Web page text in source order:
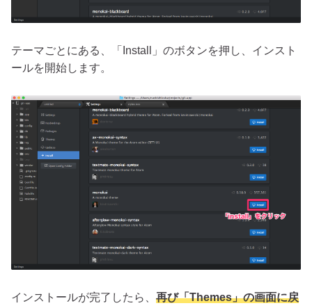
テーマごとにある、「Install」のボタンを押し、インスト
ールを開始します。
インストールが完了したら、 再び「Themes」の画面に戻